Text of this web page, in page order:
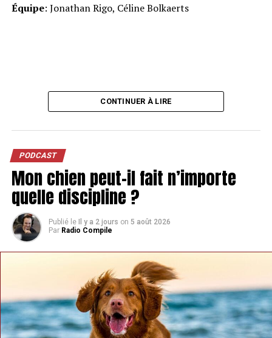
Équipe: Jonathan Rigo, Céline Bolkaerts
CONTINUER À LIRE
PODCAST
Mon chien peut-il fait n’importe
quelle discipline ?
Publié le Il y a 2 jours on 5 août 2026
Par Radio Compile